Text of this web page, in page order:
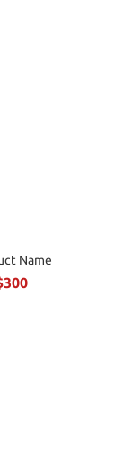
Name